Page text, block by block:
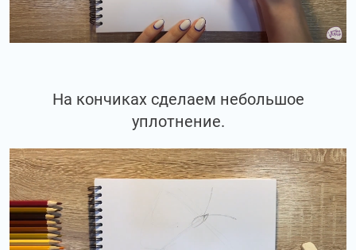
На кончиках сделаем небольшое
уплотнение.